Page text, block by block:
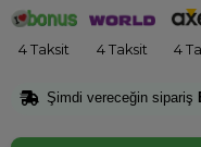
4 Taksit 4 Taksit 4
Şimdi vereceğin sipariş